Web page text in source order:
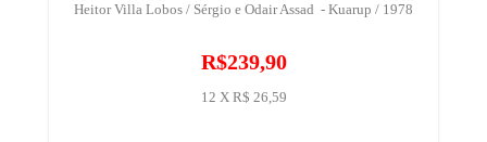
Heitor Villa Lobos / Sérgio e Odair Assad ‎ - Kuarup / 1978
R$239,90
12 X R$ 26,59